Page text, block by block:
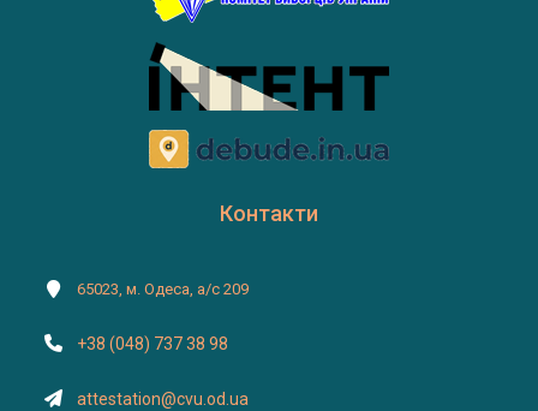
Контакти
65023, м. Одеса, а/с 209
+38 (048) 737 38 98
attestation@cvu.od.ua